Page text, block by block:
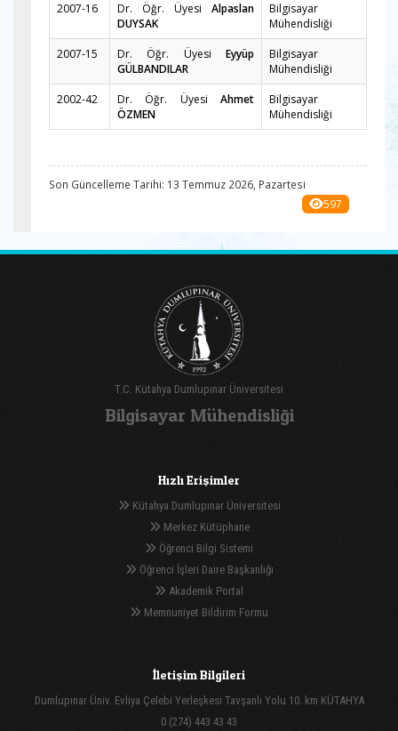
2007-16
Dr. Öğr. Üyesi Alpaslan
DUYSAK
Bilgisayar
Mühendisliği
2007-15
Dr. Öğr. Üyesi Eyyüp
GÜLBANDILAR
Bilgisayar
Mühendisliği
2002-42
Dr. Öğr. Üyesi Ahmet
ÖZMEN
Bilgisayar
Mühendisliği
Son Güncelleme Tarihi: 13 Temmuz 2026, Pazartesi
597
T.C. Kütahya Dumlupınar Üniversitesi
Bilgisayar Mühendisliği
Hızlı Erişimler
Kütahya Dumlupınar Üniversitesi
Merkez Kütüphane
Öğrenci Bilgi Sistemi
Öğrenci İşleri Daire Başkanlığı
Akademik Portal
Memnuniyet Bildirim Formu
İletişim Bilgileri
Dumlupınar Üniv. Evliya Çelebi Yerleşkesi Tavşanlı Yolu 10. km KÜTAHYA
0 (274) 443 43 43